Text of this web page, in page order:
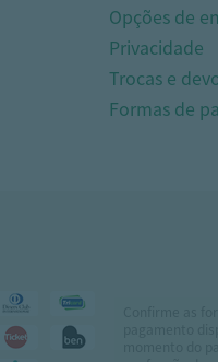
Opções de
Privacidade
Trocas e
Formas de